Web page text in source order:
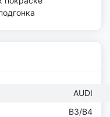
AUDI
B3/B4